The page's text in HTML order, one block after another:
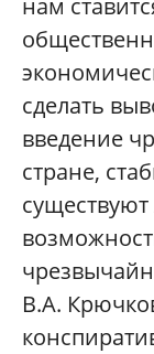
нам
сделать
введение
стране,
В.А.